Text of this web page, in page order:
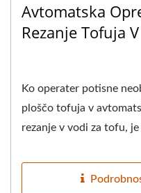
Avtomatska
Rezanje Tofuja
Ko operater potisne
ploščo tofuja v
rezanje v vodi za tofu,
samodejno prenaša...